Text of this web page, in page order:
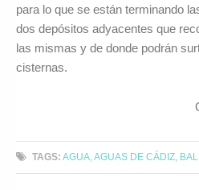
para lo que se están terminando
dos depósitos adyacentes que
las mismas y de donde podrán
cisternas.
TAGS: AGUA ,AGUAS DE CÁDIZ